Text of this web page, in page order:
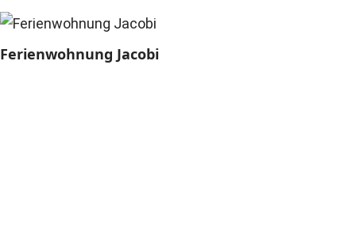
Ferienwohnung Jacobi